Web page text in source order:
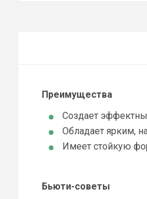
Преимущества
Создает
Обладает ярким,
Имеет стойкую
Бьюти-советы